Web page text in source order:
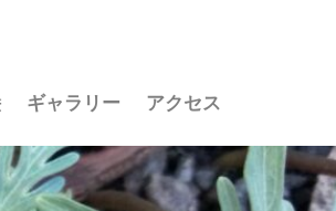
ギャラリー アクセス